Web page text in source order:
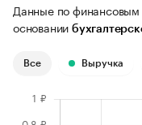
Данные по финансовым
основании
Все Выручка